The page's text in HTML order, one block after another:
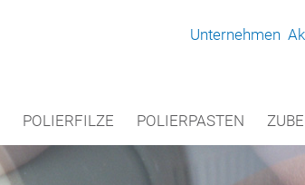
Unternehmen
POLIERFILZE POLIERPASTEN